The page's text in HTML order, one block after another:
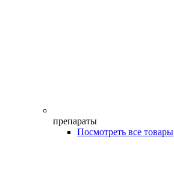
препараты
Посмотреть все товары